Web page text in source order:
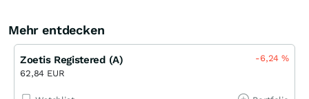
Mehr entdecken
Zoetis Registered (A)
62,84 EUR
-6,24%